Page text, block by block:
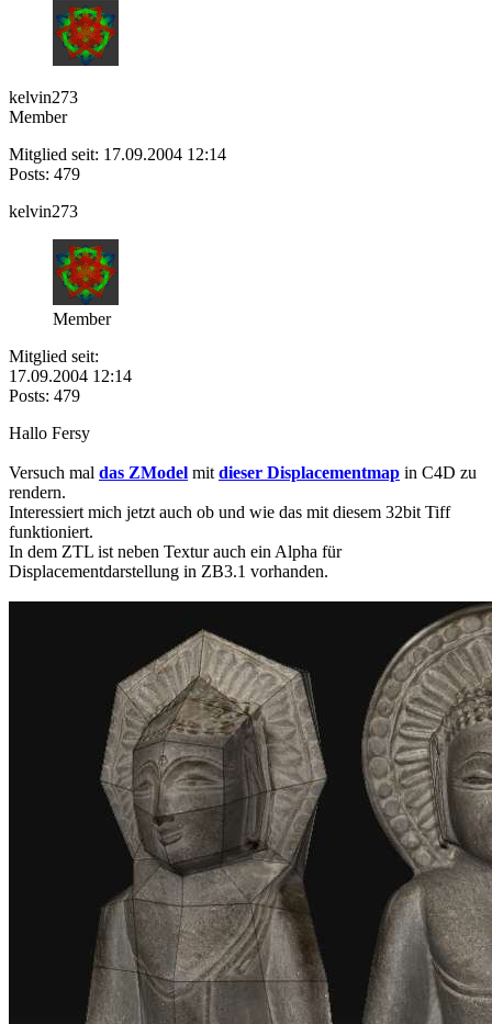
kelvin273
Member
Mitglied seit: 17.09.2004 12:14
Posts: 479
kelvin273
Member
Mitglied seit:
17.09.2004 12:14
Posts: 479
Hallo Fersy
Versuch mal das ZModel mit dieser Displacementmap in C4D zu
rendern.
Interessiert mich jetzt auch ob und wie das mit diesem 32bit Tiff
funktioniert.
In dem ZTL ist neben Textur auch ein Alpha für
Displacementdarstellung in ZB3.1 vorhanden.